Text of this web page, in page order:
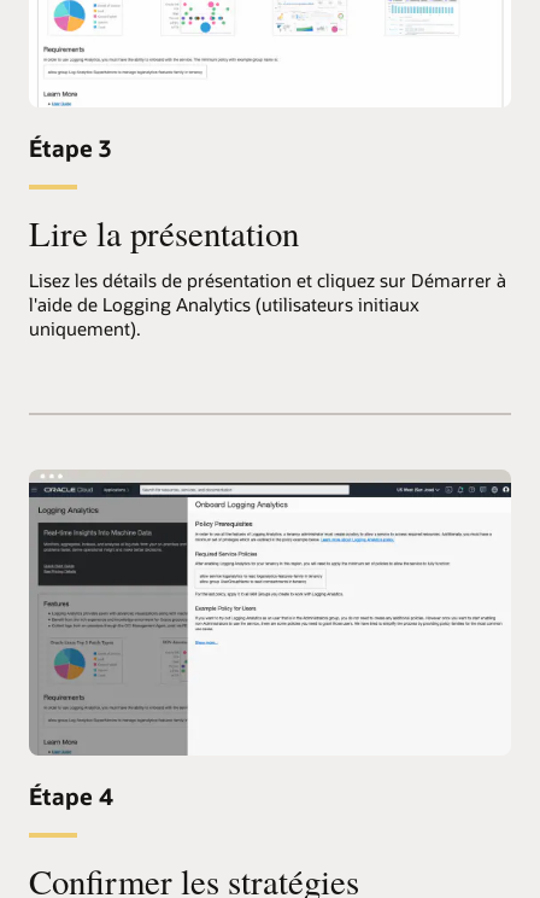
Étape 3
Lire la présentation
Lisez les détails de présentation et cliquez sur Démarrer à
l'aide de Logging Analytics (utilisateurs initiaux
uniquement).
Étape 4
Confirmer les stratégies